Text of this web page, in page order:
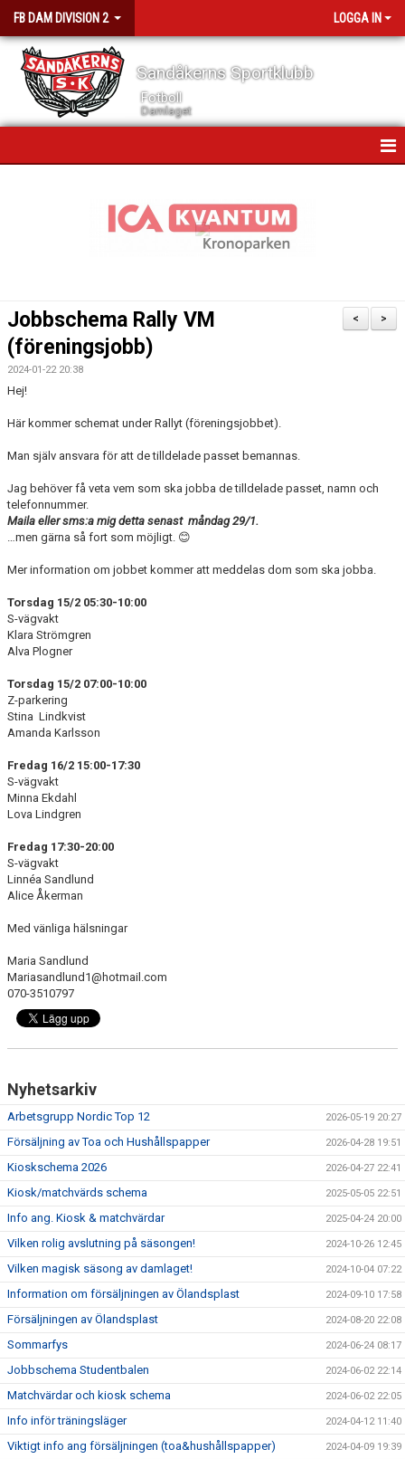
FB DAM DIVISION 2 LOGGA IN
Sandåkerns Sportklubb
Fotboll
Damlaget
GÄSTBOK
TRUPPEN
BILDGALLERI
DOKUMENT
KONTAKT
>
<
Jobbschema Rally VM
(föreningsjobb)
2024-01-22 20:38
Hej!
Här kommer schemat under Rallyt (föreningsjobbet).
Man själv ansvara för att de tilldelade passet bemannas.
Jag behöver få veta vem som ska jobba de tilldelade passet, namn och
telefonnummer.
Maila eller sms:a mig detta senast måndag 29/1.
…men gärna så fort som möjligt. 😊
Mer information om jobbet kommer att meddelas dom som ska jobba.
Torsdag 15/2 05:30-10:00
S-vägvakt
Klara Strömgren
Alva Plogner
Torsdag 15/2 07:00-10:00
Z-parkering
Stina Lindkvist
Amanda Karlsson
Fredag 16/2 15:00-17:30
S-vägvakt
Minna Ekdahl
Lova Lindgren
Fredag 17:30-20:00
S-vägvakt
Linnéa Sandlund
Alice Åkerman
Med vänliga hälsningar
Maria Sandlund
Mariasandlund1@hotmail.com
070-3510797
Nyhetsarkiv
Arbetsgrupp Nordic Top 12 2026-05-19 20:27
Försäljning av Toa och Hushållspapper 2026-04-28 19:51
Kioskschema 2026 2026-04-27 22:41
Kiosk/matchvärds schema 2025-05-05 22:51
Info ang. Kiosk & matchvärdar 2025-04-24 20:00
Vilken rolig avslutning på säsongen! 2024-10-26 12:45
Vilken magisk säsong av damlaget! 2024-10-04 07:22
Information om försäljningen av Ölandsplast 2024-09-10 17:58
Försäljningen av Ölandsplast 2024-08-20 22:08
Sommarfys 2024-06-24 08:17
Jobbschema Studentbalen 2024-06-02 22:14
Matchvärdar och kiosk schema 2024-06-02 22:05
Info inför träningsläger 2024-04-12 11:40
Viktigt info ang försäljningen (toa&hushållspapper) 2024-04-09 19:39